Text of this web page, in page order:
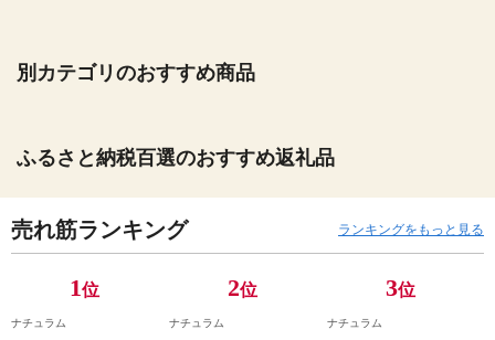
別カテゴリのおすすめ商品
ふるさと納税百選のおすすめ返礼品
売れ筋ランキング ランキングをもっと見る
1位
ナチュラム
2位
ナチュラム
3位
ナチュラム